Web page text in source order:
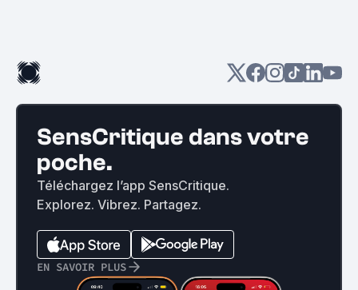
SensCritique dans votre
poche.
Téléchargez l’app SensCritique.
Explorez. Vibrez. Partagez.
EN SAVOIR PLUS